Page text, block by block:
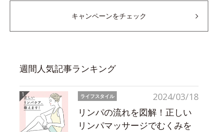
キャンペーンをチェック
週間人気記事ランキング
2024/03/18
ライフスタイル
リンパの流れを図解！正しい
リンパマッサージでむくみを